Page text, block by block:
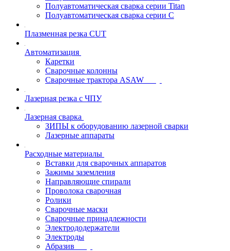
Полуавтоматическая сварка серии Titan
Полуавтоматическая сварка серии С
Плазменная резка CUT
Автоматизация
Каретки
Сварочные колонны
Сварочные трактора ASAW
Лазерная резка с ЧПУ
Лазерная сварка
ЗИПЫ к оборудованию лазерной сварки
Лазерные аппараты
Расходные материалы
Вставки для сварочных аппаратов
Зажимы заземления
Направляющие спирали
Проволока сварочная
Ролики
Сварочные маски
Сварочные принадлежности
Электрододержатели
Электроды
Абразив